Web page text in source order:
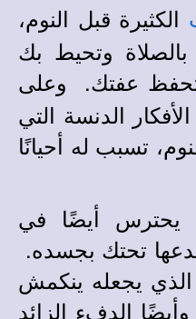
الكثيرة قبل النوم،
وتحيط بك
عفتك. وعلى
الدنسة التي
تسبب له أحيانًا
يحترس أيضًا في
تحتك بجسده.
يجعله ينكمش
الدفء الزائد